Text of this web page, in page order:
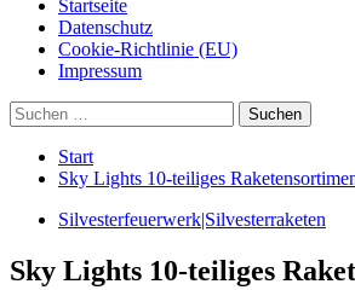
Startseite
Datenschutz
Cookie-Richtlinie (EU)
Impressum
Suchen
nach:
Start
Sky Lights 10-teiliges
Silvesterfeuerwerk|Silvesterraketen
Sky Lights 10-teiliges